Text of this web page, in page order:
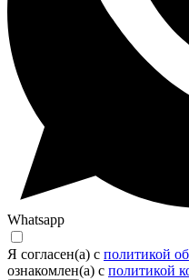
Whatsapp
Я согласен(а) c политикой
ознакомлен(а) с политикой